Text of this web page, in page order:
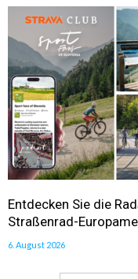
Entdecken Sie die
Straßenrad-
6. August 2026